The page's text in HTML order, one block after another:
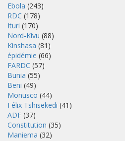
Ebola (243)
RDC (178)
Ituri (170)
Nord-Kivu (88)
Kinshasa (81)
épidémie (66)
FARDC (57)
Bunia (55)
Beni (49)
Monusco (44)
Félix Tshisekedi (41)
ADF (37)
Constitution (35)
Maniema (32)